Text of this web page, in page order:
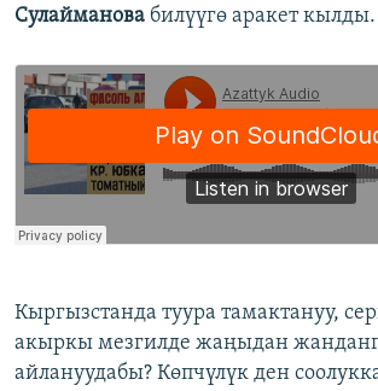
Сулайманова билүүгө аракет кылды.
Кыргызстанда туура тамактануу,
акыркы мезгилде жаңыдан
айлануудабы? Көпчүлүк ден